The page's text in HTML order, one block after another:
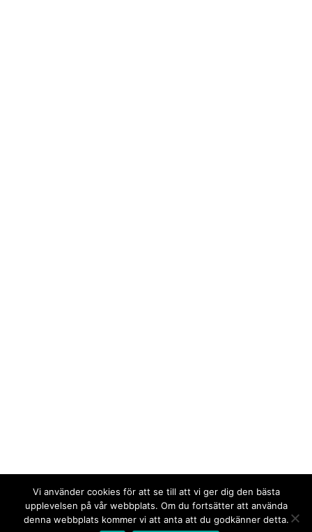
Vi använder cookies för att se till att vi ger dig den bästa
upplevelsen på vår webbplats. Om du fortsätter att använda
denna webbplats kommer vi att anta att du godkänner detta.